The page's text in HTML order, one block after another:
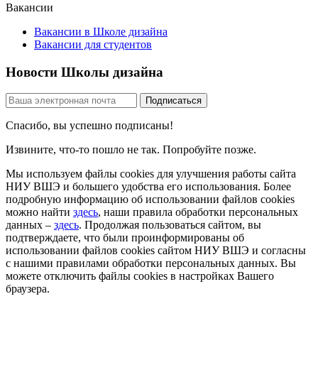
Вакансии
Вакансии в Школе дизайна
Вакансии для студентов
Новости Школы дизайна
Спасибо, вы успешно подписаны!
Извините, что-то пошло не так. Попробуйте позже.
Мы используем файлы cookies для улучшения работы сайта
НИУ ВШЭ и большего удобства его использования. Более
подробную информацию об использовании файлов cookies
можно найти здесь, наши правила обработки персональных
данных – здесь. Продолжая пользоваться сайтом, вы
подтверждаете, что были проинформированы об
использовании файлов cookies сайтом НИУ ВШЭ и согласны
с нашими правилами обработки персональных данных. Вы
можете отключить файлы cookies в настройках Вашего
браузера.